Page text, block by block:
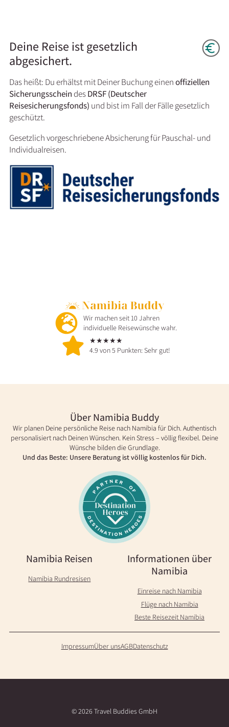
Deine Reise ist gesetzlich
abgesichert.
Das heißt: Du erhältst mit Deiner Buchung einenoffiziellen
Sicherungsschein desDRSF (Deutscher
Reisesicherungsfonds) und bist im Fall der Fälle gesetzlich
geschützt.
Gesetzlich vorgeschriebene Absicherung für Pauschal- und
Individualreisen.
Wir machen seit 10 Jahren
individuelle Reisewünsche wahr.
★★★★★
4.9 von 5 Punkten: Sehr gut!
Über Namibia Buddy
Wir planen Deine persönliche Reise nach Namibia für Dich. Authentisch
personalisiert nach Deinen Wünschen. Kein Stress – völlig flexibel. Deine
Wünsche bilden die Grundlage.
Und das Beste: Unsere Beratung ist völlig kostenlos für Dich.
Namibia Reisen
Namibia Rundresisen
Informationen über
Namibia
Einreise nach Namibia
Flüge nach Namibia
Beste Reisezeit Namibia
ImpressumÜber unsAGBDatenschutz
© 2026 Travel Buddies GmbH